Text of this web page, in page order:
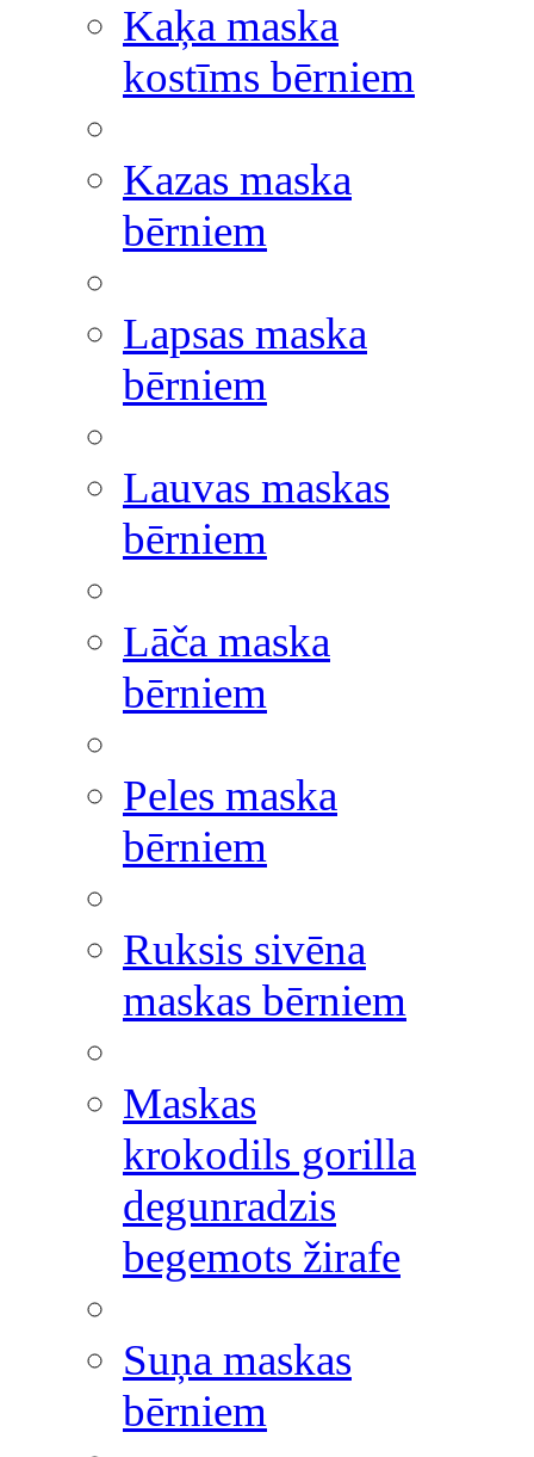
Kaķa maska
kostīms bērniem
Kazas maska
bērniem
Lapsas maska
bērniem
Lauvas maskas
bērniem
Lāča maska
bērniem
Peles maska
bērniem
Ruksis sivēna
maskas bērniem
Maskas
krokodils gorilla
degunradzis
begemots žirafe
Suņa maskas
bērniem